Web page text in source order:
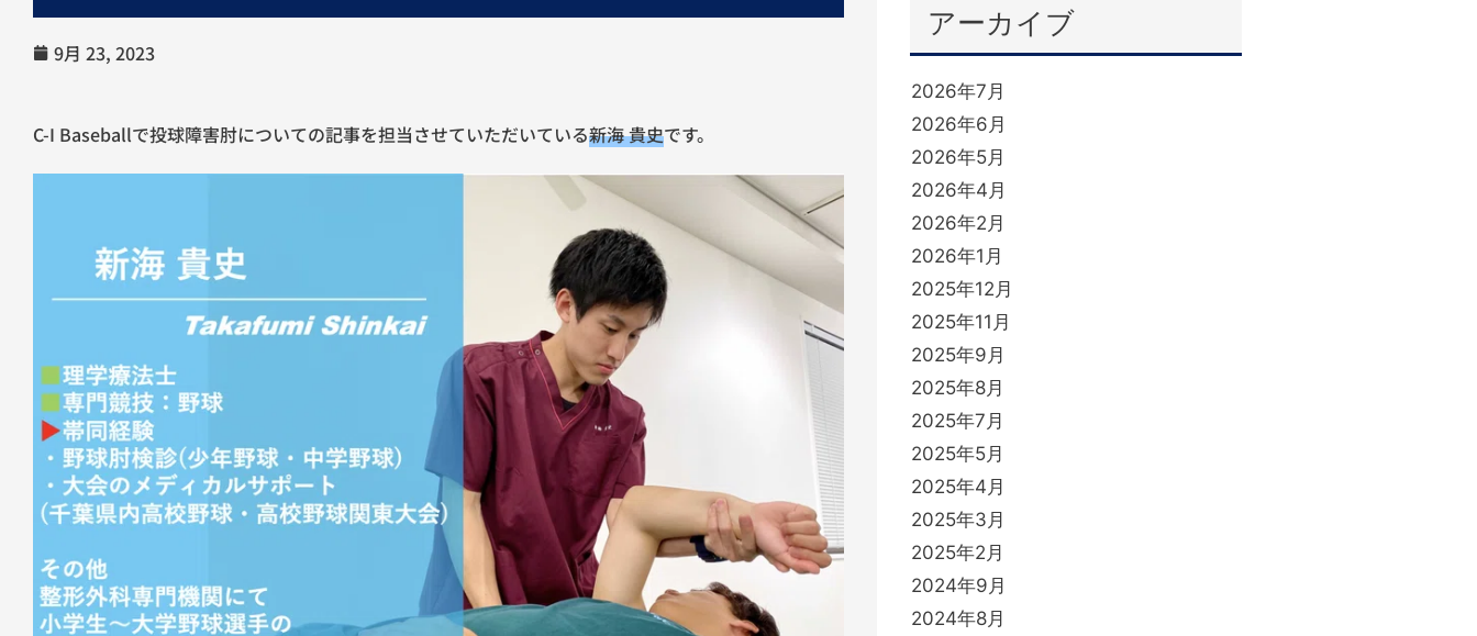
9月 23, 2023
C-I Baseballで投球障害肘についての記事を担当させていただいている新海 貴史です。
アーカイブ
2026年7月
2026年6月
2026年5月
2026年4月
2026年2月
2026年1月
2025年12月
2025年11月
2025年9月
2025年8月
2025年7月
2025年5月
2025年4月
2025年3月
2025年2月
2024年9月
2024年8月